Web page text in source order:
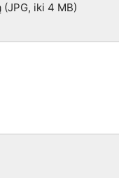
iki 4 MB)